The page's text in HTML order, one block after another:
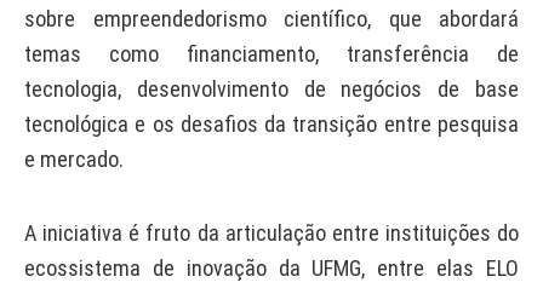
sobre empreendedorismo científico, que abordará
temas como financiamento, transferência de
tecnologia, desenvolvimento de negócios de base
tecnológica e os desafios da transição entre pesquisa
e mercado.
A iniciativa é fruto da articulação entre instituições do
ecossistema de inovação da UFMG, entre elas ELO